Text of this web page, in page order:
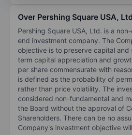
Over Pershing Square USA, Ltd
Pershing Square USA, Ltd. is a
end investment company. The
objective is to preserve capital and
term capital appreciation and
per share commensurate with
is defined as the probability of
rather than price volatility. The
considered non-fundamental and
the Board without the approval of
Shareholders. There can be no
Company's investment objective